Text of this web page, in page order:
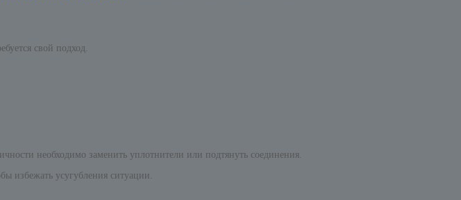
свой подход.
необходимо заменить уплотнители или подтянуть соединения.
избежать усугубления ситуации.